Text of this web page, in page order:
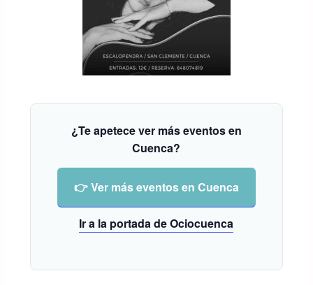
¿Te apetece ver más eventos en
Cuenca?
👉 Ver más eventos en Cuenca
Ir a la portada de Ociocuenca